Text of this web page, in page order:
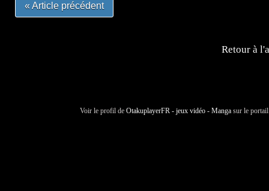
« Article précédent
Retour à
Voir le profil de OtakuplayerFR - jeux vidéo - Manga sur le